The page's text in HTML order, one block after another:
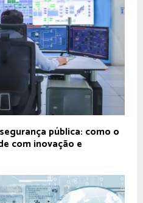
pública: como o
com inovação e